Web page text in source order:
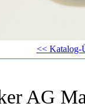
<< Katalog-
AG